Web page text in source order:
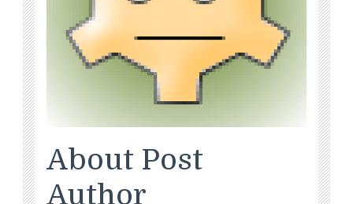
About Post
Author